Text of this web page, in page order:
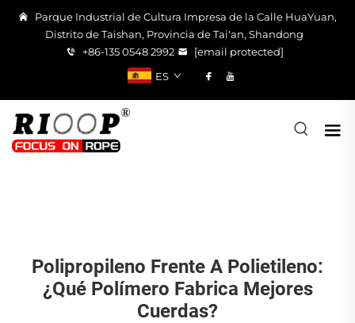
Parque Industrial de Cultura Impresa de la Calle HuaYuan,
Distrito de Taishan, Provincia de Tai'an, Shandong
+86-135 0548 2992
[email protected]
ES
Polipropileno Frente A Polietileno:
¿qué Polímero Fabrica Mejores
Cuerdas?